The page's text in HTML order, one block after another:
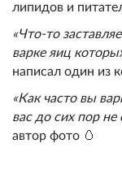
липидов и
«Что-то
варке яиц
написал один из
«Как часто вы
вас до сих пор не
автор фото 🥚